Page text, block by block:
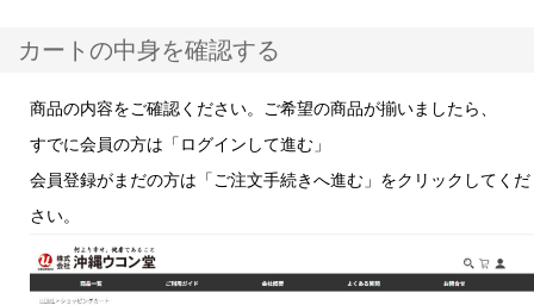
カートの中身を確認する
商品の内容をご確認ください。ご希望の商品が揃いましたら、
すでに会員の方は「ログインして進む」
会員登録がまだの方は「ご注文手続きへ進む」をクリックしてくだ
さい。